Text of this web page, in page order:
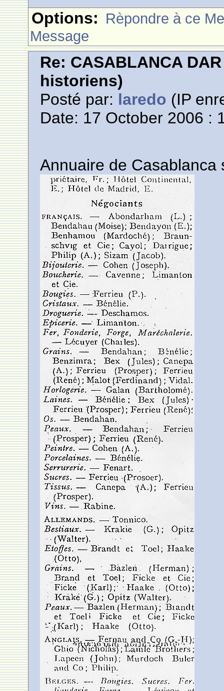
Options: Rèpondre à ce
Message
Re: CASABLANCA
historiens)
Posté par: laredo (IP
Date: 17 October 2006 :
Annuaire de Casablanca